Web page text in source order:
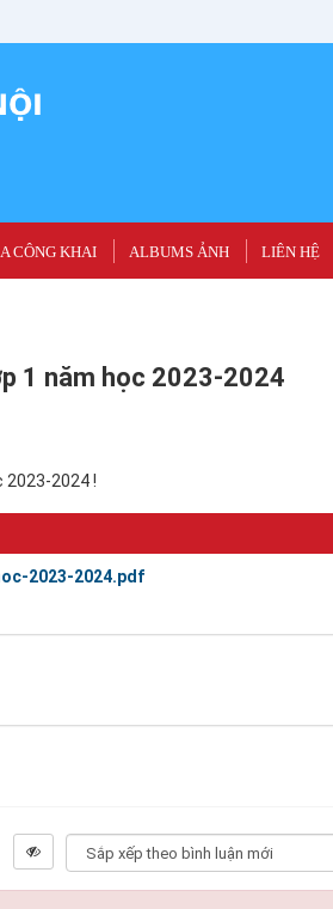
CÔNG KHAI ALBUMS ẢNH LIÊN HỆ
1 năm học 2023-2024
2023-2024 !
2023-2024.pdf